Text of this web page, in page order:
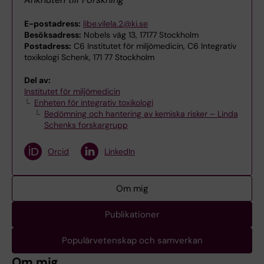
E-postadress: libe.vilela.2@ki.se
Besöksadress: Nobels väg 13, 17177 Stockholm
Postadress: C6 Institutet för miljömedicin, C6 Integrativ
toxikologi Schenk, 171 77 Stockholm
Del av:
Institutet för miljömedicin
Enheten för integrativ toxikologi
Bedömning och hantering av kemiska risker – Linda
Schenks forskargrupp
Orcid LinkedIn
Om mig
Publikationer
Populärvetenskap och samverkan